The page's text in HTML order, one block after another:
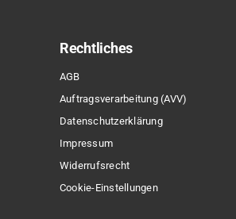
Rechtliches
AGB
Auftragsverarbeitung (AVV)
Datenschutzerklärung
Impressum
Widerrufsrecht
Cookie-Einstellungen